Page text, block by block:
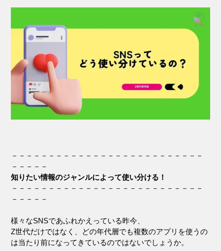
－－－－－－－－－－－－－－－－－－－－－－－－－－
－－－－－
知りたい情報のジャンルによって使い分ける！
－－－－－－－－－－－－－－－－－－－－－－－－－－
－－－－－
様々なSNSであふれかえっている昨今、
Z世代だけではなく、どの年代層でも複数のアプリを使うの
は当たり前になってきているのではないでしょうか。